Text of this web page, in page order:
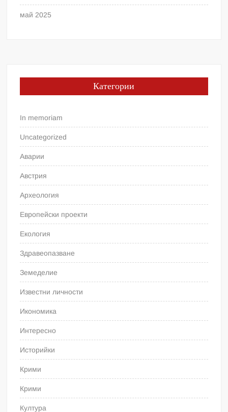
май 2025
Категории
In memoriam
Uncategorized
Аварии
Австрия
Археология
Европейски проекти
Екология
Здравеопазване
Земеделие
Известни личности
Икономика
Интересно
Историйки
Крими
Крими
Култура